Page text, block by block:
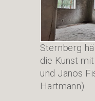
Sternberg
die Kunst
und Janos
Hartmann)